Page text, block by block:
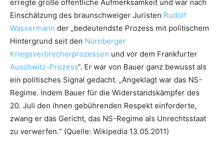
erregte große öffentliche Aufmerksamkeit und war nach
Einschätzung des braunschweiger Juristen Rudolf
Wassermann der „bedeutendste Prozess mit politischem
Hintergrund seit den Nürnberger
Kriegsverbrecherprozessen und vor dem Frankfurter
Auschwitz-Prozess“. Er war von Bauer ganz bewusst als
ein politisches Signal gedacht. „Angeklagt war das NS-
Regime. Indem Bauer für die Widerstandskämpfer des
20. Juli den ihnen gebührenden Respekt einforderte,
zwang er das Gericht, das NS-Regime als Unrechtsstaat
zu verwerfen.“ (Quelle: Wikipedia 13.05.2011)